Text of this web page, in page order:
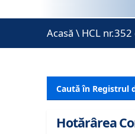
Acasă \ HCL
Caută în Registrul
Hotărârea